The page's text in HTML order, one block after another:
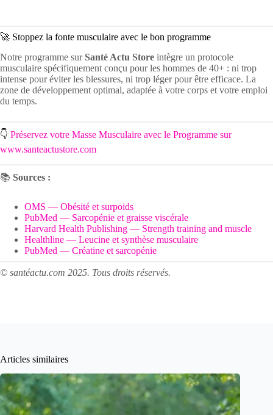
🚀 Stoppez la fonte musculaire avec le bon programme
Notre programme sur Santé Actu Store intègre un protocole
musculaire spécifiquement conçu pour les hommes de 40+ : ni trop
intense pour éviter les blessures, ni trop léger pour être efficace. La
zone de développement optimal, adaptée à votre corps et votre emploi
du temps.
👇 Préservez votre Masse Musculaire avec le Programme sur
www.santeactustore.com
📚 Sources :
OMS — Obésité et surpoids
PubMed — Sarcopénie et graisse viscérale
Harvard Health Publishing — Strength training and muscle
Healthline — Leucine et synthèse musculaire
PubMed — Créatine et sarcopénie
© santéactu.com 2025. Tous droits réservés.
Articles similaires